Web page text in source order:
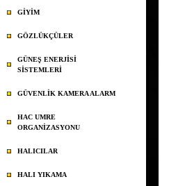
GİYİM
GÖZLÜKÇÜLER
GÜNEŞ ENERJİSİ
SİSTEMLERİ
GÜVENLİK KAMERA ALARM
HAC UMRE
ORGANİZASYONU
HALICILAR
HALI YIKAMA